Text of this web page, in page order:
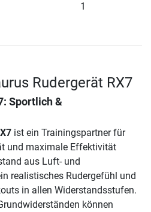
1
Rudergerät RX7
: Sportlich &
ist ein Trainingspartner für
und maximale Effektivität
aus Luft- und
realistisches Rudergefühl und
in allen Widerstandsstufen.
können